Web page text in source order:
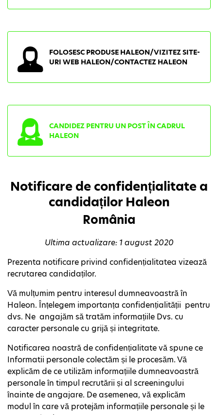
FOLOSESC PRODUSE HALEON/VIZITEZ SITE-
URI WEB HALEON/CONTACTEZ HALEON
CANDIDEZ PENTRU UN POST ÎN CADRUL
HALEON
Notificare de confidențialitate a
candidaților Haleon
România
Ultima actualizare: 1 august 2020
Prezenta notificare privind confidențialitatea vizează
recrutarea candidaților.
Vă mulțumim pentru interesul dumneavoastră în
Haleon. Înțelegem importanța confidențialității pentru
dvs. Ne angajăm să tratăm informațiile Dvs. cu
caracter personale cu grijă și integritate.
Notificarea noastră de confidențialitate vă spune ce
Informatii personale colectăm și le procesăm. Vă
explicăm de ce utilizăm informațiile dumneavoastră
personale în timpul recrutării și al screeningului
înainte de angajare. De asemenea, vă explicăm
modul în care vă protejăm informațiile personale și le